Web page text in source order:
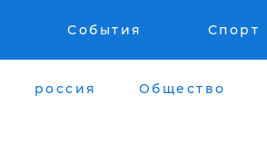
События Спорт
россия Общество